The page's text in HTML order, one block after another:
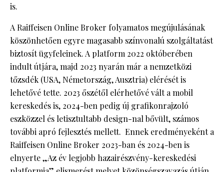
is.
A Raiffeisen Online Broker folyamatos megújulásának
köszönhetően egyre magasabb színvonalú szolgáltatást
biztosít ügyfeleinek. A platform 2022 októberében
indult útjára, majd 2023 nyarán már a nemzetközi
tőzsdék (USA, Németország, Ausztria) elérését is
lehetővé tette. 2023 őszétől elérhetővé vált a mobil
kereskedés is, 2024-ben pedig új grafikonrajzoló
eszközzel és letisztultabb design-nal bővült, számos
további apró fejlesztés mellett. Ennek eredményeként a
Raiffeisen Online Broker 2023-ban és 2024-ben is
elnyerte „Az év legjobb hazairészvény-kereskedési